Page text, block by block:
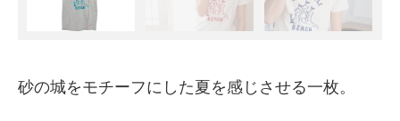
砂の城をモチーフにした夏を感じさせる一枚。